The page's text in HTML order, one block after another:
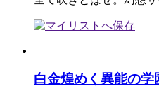
白金煌めく異能の学